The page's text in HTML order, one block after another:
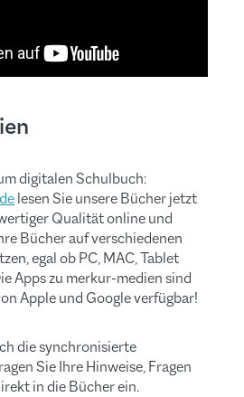
digitalen Schulbuch:
lesen Sie unsere Bücher jetzt
Qualität online und
Bücher auf verschiedenen
egal ob PC, MAC, Tablet
Apps zu merkur-medien sind
Apple und Google verfügbar!
die synchronisierte
Sie Ihre Hinweise, Fragen
in die Bücher ein.